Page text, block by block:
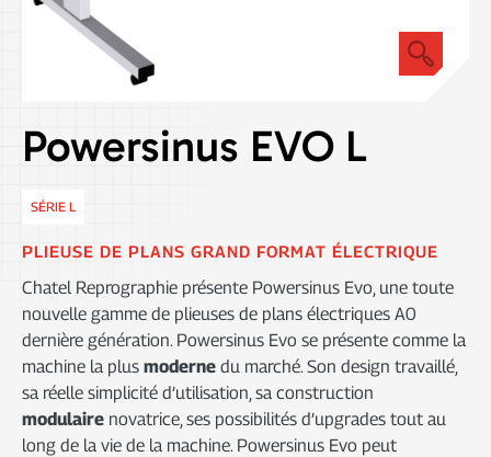
NUMÉRISATION
Powersinus EVO L
SÉRIE L
PLIEUSE DE PLANS GRAND FORMAT ÉLECTRIQUE
Chatel Reprographie présente Powersinus Evo, une toute
nouvelle gamme de plieuses de plans électriques A0
dernière génération. Powersinus Evo se présente comme la
machine la plus moderne du marché. Son design travaillé,
sa réelle simplicité d’utilisation, sa construction
modulaire novatrice, ses possibilités d’upgrades tout au
long de la vie de la machine. Powersinus Evo peut